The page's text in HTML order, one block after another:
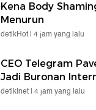
Kena Body
Menurun
detikHot | 4 jam yang lalu
CEO Telegram
Jadi Buronan
detikInet | 4 jam yang lalu